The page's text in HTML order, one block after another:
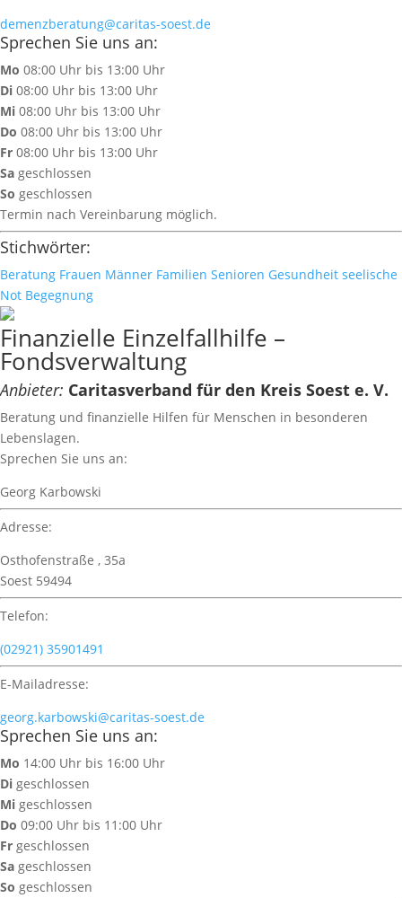
demenzberatung@caritas-soest.de
Sprechen Sie uns an:
Mo 08:00 Uhr bis 13:00 Uhr
Di 08:00 Uhr bis 13:00 Uhr
Mi 08:00 Uhr bis 13:00 Uhr
Do 08:00 Uhr bis 13:00 Uhr
Fr 08:00 Uhr bis 13:00 Uhr
Sa geschlossen
So geschlossen
Termin nach Vereinbarung möglich.
Stichwörter:
Beratung Frauen Männer Familien Senioren Gesundheit seelische
Not Begegnung
Finanzielle Einzelfallhilfe –
Fondsverwaltung
Anbieter: Caritasverband für den Kreis Soest e. V.
Beratung und finanzielle Hilfen für Menschen in besonderen
Lebenslagen.
Sprechen Sie uns an:
Georg Karbowski
Adresse:
Osthofenstraße , 35a
Soest 59494
Telefon:
(02921) 35901491
E-Mailadresse:
georg.karbowski@caritas-soest.de
Sprechen Sie uns an:
Mo 14:00 Uhr bis 16:00 Uhr
Di geschlossen
Mi geschlossen
Do 09:00 Uhr bis 11:00 Uhr
Fr geschlossen
Sa geschlossen
So geschlossen